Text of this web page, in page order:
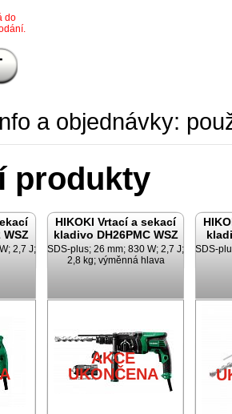
do
a objednávky:
produkty
WSZ
2,7 J;
HIKOKI Vrtací a sekací
kladivo DH26PMC WSZ
SDS-plus; 26 mm; 830 W; 2,7 J;
2,8 kg; výměnná hlava
AKCE
UKONČENA
SDS-